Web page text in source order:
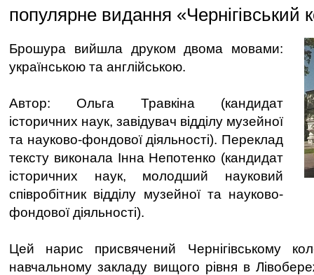
популярне видання «Чернігівський
Брошура вийшла друком двома мовами:
українською та англійською.
Автор: Ольга Травкіна (кандидат
історичних наук, завідувач відділу музейної
та науково-фондової діяльності). Переклад
тексту виконала Інна Непотенко (кандидат
історичних наук, молодший науковий
співробітник відділу музейної та науково-
фондової діяльності).
Цей нарис присвячений Чернігівському
навчальному закладу вищого рівня в